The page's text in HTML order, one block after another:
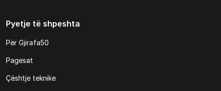
Pyetje të shpeshta
Për Gjirafa50
Pagesat
Çështje teknike